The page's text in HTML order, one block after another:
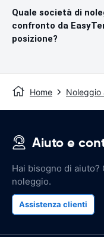
Quale società di
confronto da
posizione?
Home Noleggio
Aiuto e
Hai bisogno di
noleggio.
Assistenza clienti